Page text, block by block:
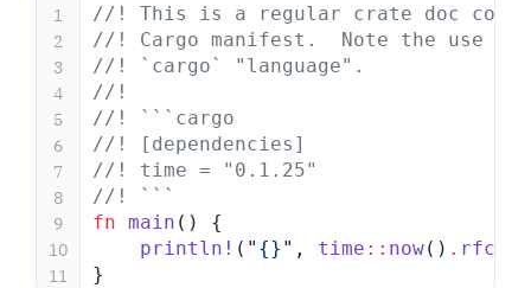
//! This is a regular crate doc
//! Cargo manifest.  Note the use of
//! `cargo` "language".
//!
//! ```cargo
//! [dependencies]
//! time = "0.1.25"
//! ```
fn main () {
    println!
( "{}" , time :: now() .
}
1
2
3
4
5
6
7
8
9
10
11